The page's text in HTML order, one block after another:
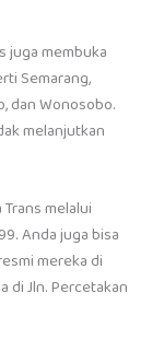
juga membuka
Semarang,
dan Wonosobo.
melanjutkan
melalui
Anda juga bisa
mereka di
di Jln. Percetakan